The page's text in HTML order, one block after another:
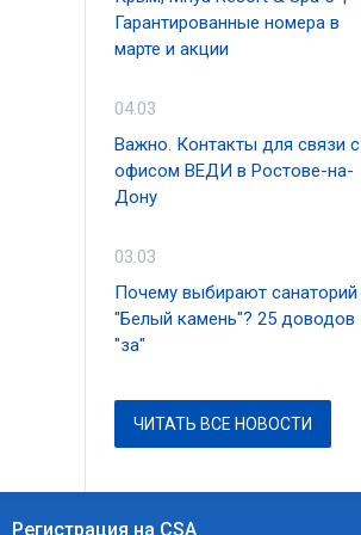
Гарантированные номера в
марте и акции
04.03
Важно. Контакты для связи с
офисом ВЕДИ в Ростове-на-
Дону
03.03
Почему выбирают санаторий
"Белый камень"? 25 доводов
"за"
ЧИТАТЬ ВСЕ НОВОСТИ
Регистрация на CSA